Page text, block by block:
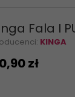
Fala I
KINGA
90zł